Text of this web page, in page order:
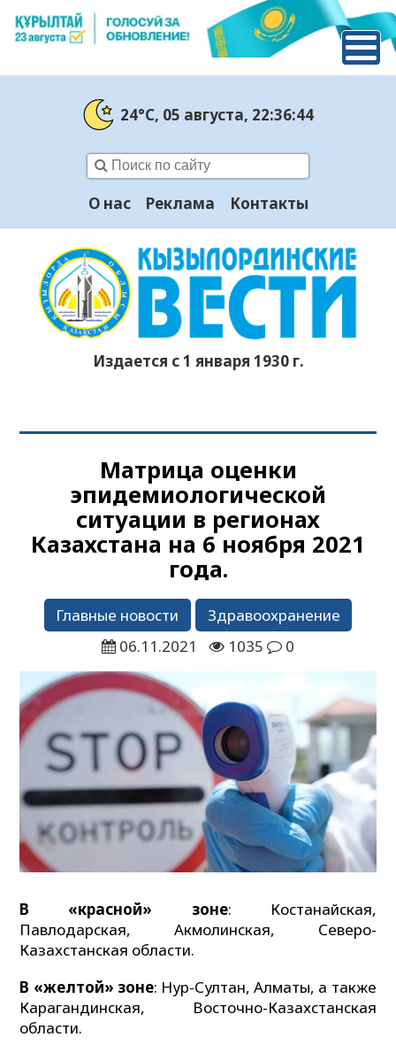
24°C, 05 августа, 22:36:45
О нас Реклама Контакты
Издается с 1 января 1930 г.
Матрица оценки
эпидемиологической
ситуации в регионах
Казахстана на 6 ноября 2021
года.
Главные новости
Здравоохранение
06.11.2021
1035 0
В «красной» зоне: Костанайская,
Павлодарская, Акмолинская, Северо-
Казахстанская области.
В «желтой» зоне: Нур-Султан, Алматы, а также
Карагандинская, Восточно-Казахстанская
области.